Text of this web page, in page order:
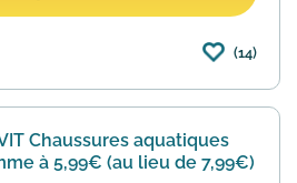
(14)
Chaussures aquatiques
à 5,99€ (au lieu de 7,99€)